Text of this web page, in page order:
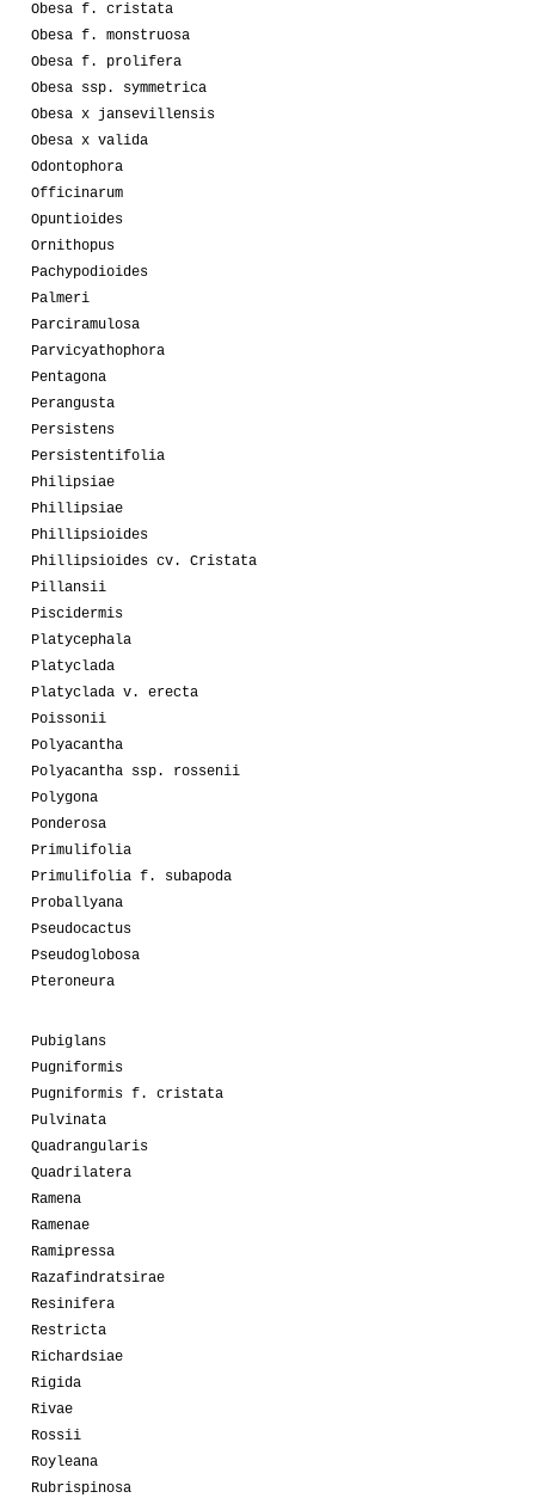
Obesa f. cristata
Obesa f. monstruosa
Obesa f. prolifera
Obesa ssp. symmetrica
Obesa x jansevillensis
Obesa x valida
Odontophora
Officinarum
Opuntioides
Ornithopus
Pachypodioides
Palmeri
Parciramulosa
Parvicyathophora
Pentagona
Perangusta
Persistens
Persistentifolia
Philipsiae
Phillipsiae
Phillipsioides
Phillipsioides cv. Cristata
Pillansii
Piscidermis
Platycephala
Platyclada
Platyclada v. erecta
Poissonii
Polyacantha
Polyacantha ssp. rossenii
Polygona
Ponderosa
Primulifolia
Primulifolia f. subapoda
Proballyana
Pseudocactus
Pseudoglobosa
Pteroneura
Pubiglans
Pugniformis
Pugniformis f. cristata
Pulvinata
Quadrangularis
Quadrilatera
Ramena
Ramenae
Ramipressa
Razafindratsirae
Resinifera
Restricta
Richardsiae
Rigida
Rivae
Rossii
Royleana
Rubrispinosa